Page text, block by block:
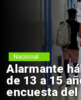
Alarmante
de 13 a 15
encuesta del
Nacional